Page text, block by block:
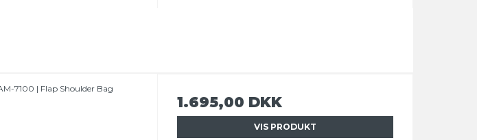
7100 | Flap Shoulder Bag
1.695,00 DKK
VIS PRODUKT